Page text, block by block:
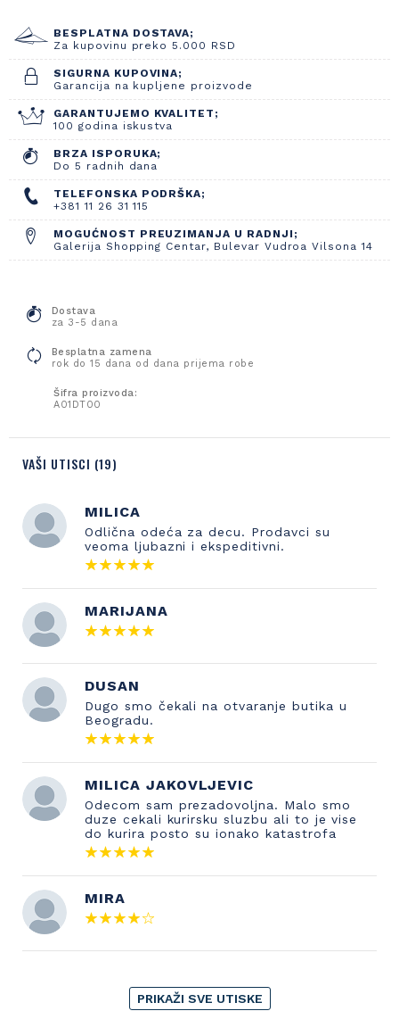
BESPLATNA DOSTAVA;
Za kupovinu preko 5.000 RSD
SIGURNA KUPOVINA;
Garancija na kupljene proizvode
GARANTUJEMO KVALITET;
100 godina iskustva
BRZA ISPORUKA;
Do 5 radnih dana
TELEFONSKA PODRŠKA;
+381 11 26 31 115
MOGUĆNOST PREUZIMANJA U RADNJI;
Galerija Shopping Centar, Bulevar Vudroa Vilsona 14
Dostava
za 3-5 dana
Besplatna zamena
rok do 15 dana od dana prijema robe
Šifra proizvoda:
A01DT00
VAŠI UTISCI (19)
MILICA
Odlična odeća za decu. Prodavci su
veoma ljubazni i ekspeditivni.
MARIJANA
DUSAN
Dugo smo čekali na otvaranje butika u
Beogradu.
MILICA JAKOVLJEVIC
Odecom sam prezadovoljna. Malo smo
duze cekali kurirsku sluzbu ali to je vise
do kurira posto su ionako katastrofa
MIRA
PRIKAŽI SVE UTISKE